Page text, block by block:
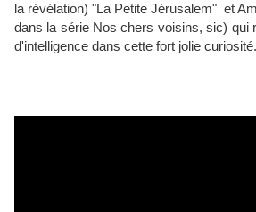
la révélation) "La Petite Jérusalem" et
dans la série Nos chers voisins, sic) qui
d'intelligence dans cette fort jolie curiosité.